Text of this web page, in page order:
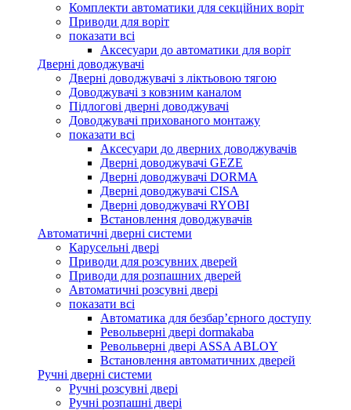
Комплекти автоматики для секційних воріт
Приводи для воріт
показати всі
Аксесуари до автоматики для воріт
Дверні доводжувачі
Дверні доводжувачі з ліктьовою тягою
Доводжувачі з ковзним каналом
Підлогові дверні доводжувачі
Доводжувачі прихованого монтажу
показати всі
Аксесуари до дверних доводжувачів
Дверні доводжувачі GEZE
Дверні доводжувачі DORMA
Дверні доводжувачі CISA
Дверні доводжувачі RYOBI
Встановлення доводжувачів
Автоматичні дверні системи
Карусельні двері
Приводи для розсувних дверей
Приводи для розпашних дверей
Автоматичні розсувні двері
показати всі
Автоматика для безбар’єрного доступу
Револьверні двері dormakaba
Револьверні двері ASSA ABLOY
Встановлення автоматичних дверей
Ручні дверні системи
Ручні розсувні двері
Ручні розпашні двері